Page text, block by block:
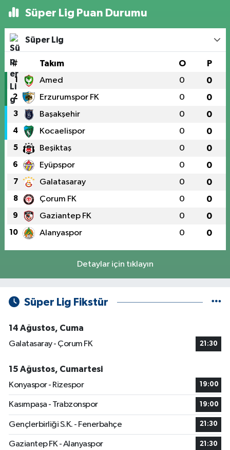
Süper Lig Puan Durumu
Süper Lig
# Takım O P
1 Amed 0 0
2 Erzurumspor FK 0 0
3 Başakşehir 0 0
4 Kocaelispor 0 0
5 Beşiktaş 0 0
6 Eyüpspor 0 0
7 Galatasaray 0 0
8 Çorum FK 0 0
9 Gaziantep FK 0 0
10 Alanyaspor 0 0
Detaylar için tıklayın
Süper Lig Fikstür
14 Ağustos, Cuma
Galatasaray - Çorum FK
21:30
15 Ağustos, Cumartesi
Konyaspor - Rizespor
19:00
Kasımpaşa - Trabzonspor 19:00
Gençlerbirliği S.K. - Fenerbahçe 21:30
Gaziantep FK - Alanyaspor 21:30